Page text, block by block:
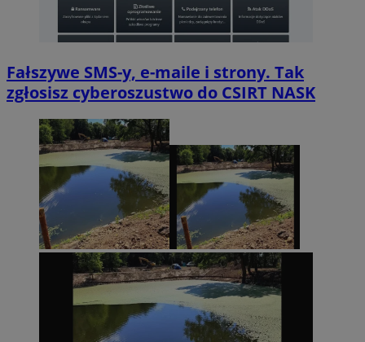
Fałszywe SMS-y, e-maile i strony. Tak
zgłosisz cyberoszustwo do CSIRT NASK